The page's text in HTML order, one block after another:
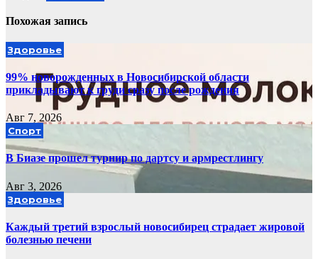
Похожая запись
Здоровье
99% новорожденных в Новосибирской области
прикладывают к груди сразу после рождения
Авг 7, 2026
Спорт
В Биазе прошел турнир по дартсу и армрестлингу
Авг 3, 2026
Здоровье
Каждый третий взрослый новосибирец страдает жировой
болезнью печени